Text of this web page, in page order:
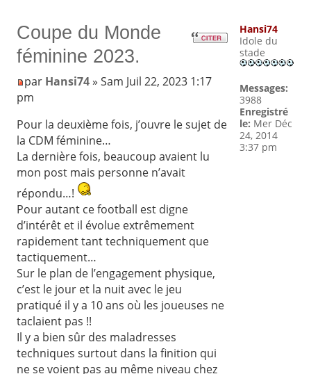
Coupe du Monde
féminine 2023.
par Hansi74» Sam Juil 22, 2023 1:17
pm
Pour la deuxième fois, j’ouvre le sujet de
la CDM féminine…
La dernière fois, beaucoup avaient lu
mon post mais personne n’avait
répondu…!
Pour autant ce football est digne
d’intérêt et il évolue extrêmement
rapidement tant techniquement que
tactiquement…
Sur le plan de l’engagement physique,
c’est le jour et la nuit avec le jeu
pratiqué il y a 10 ans où les joueuses ne
taclaient pas !!
Il y a bien sûr des maladresses
techniques surtout dans la finition qui
ne se voient pas au même niveau chez
Hansi74
Idole du
stade
Messages:
3988
Enregistré
le: Mer Déc
24, 2014
3:37 pm